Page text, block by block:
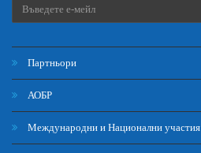
Партньори
АОБР
Международни и Национални участия